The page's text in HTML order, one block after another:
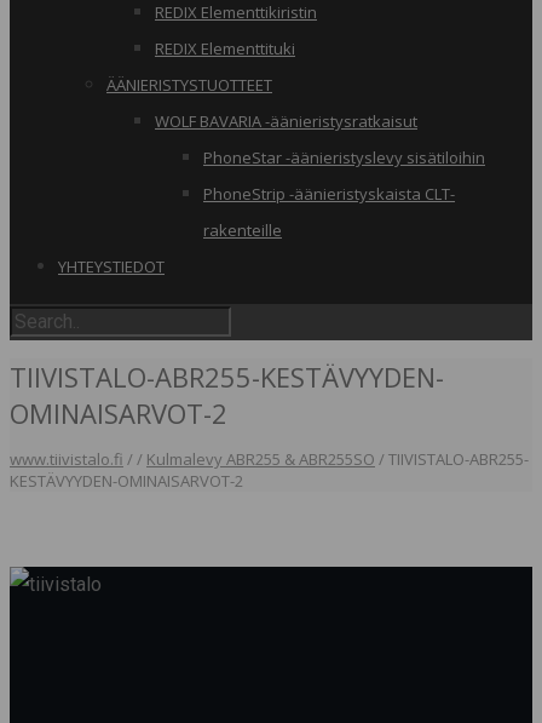
REDIX Elementtikiristin
REDIX Elementtituki
ÄÄNIERISTYSTUOTTEET
WOLF BAVARIA -äänieristysratkaisut
PhoneStar -äänieristyslevy sisätiloihin
PhoneStrip -äänieristyskaista CLT-
rakenteille
YHTEYSTIEDOT
TIIVISTALO-ABR255-KESTÄVYYDEN-
OMINAISARVOT-2
www.tiivistalo.fi // Kulmalevy ABR255 & ABR255SO /TIIVISTALO-ABR255-
KESTÄVYYDEN-OMINAISARVOT-2